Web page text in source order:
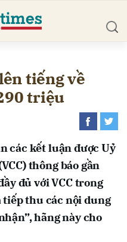
tiếng về
triệu
các kết luận được Uỷ
thông báo gần
đủ với VCC trong
thu các nội dung
hãng này cho
Hủy